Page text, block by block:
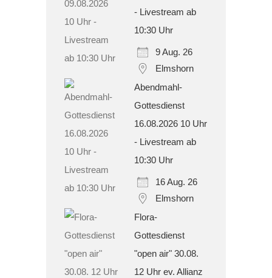
- Livestream ab
10:30 Uhr
9 Aug. 26
Elmshorn
Abendmahl-
Gottesdienst
16.08.2026 10 Uhr
- Livestream ab
10:30 Uhr
16 Aug. 26
Elmshorn
Flora-
Gottesdienst
"open air" 30.08.
12 Uhr ev. Allianz